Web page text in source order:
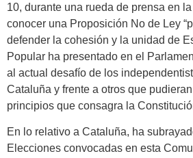
10, durante una rueda de prensa en
conocer una Proposición No de Ley
defender la cohesión y la unidad de
Popular ha presentado en el
al actual desafío de los
Cataluña y frente a otros que
principios que consagra la
En lo relativo a Cataluña, ha
Elecciones convocadas en esta